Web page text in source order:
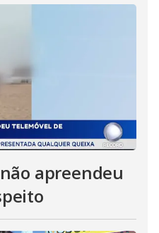
apreendeu